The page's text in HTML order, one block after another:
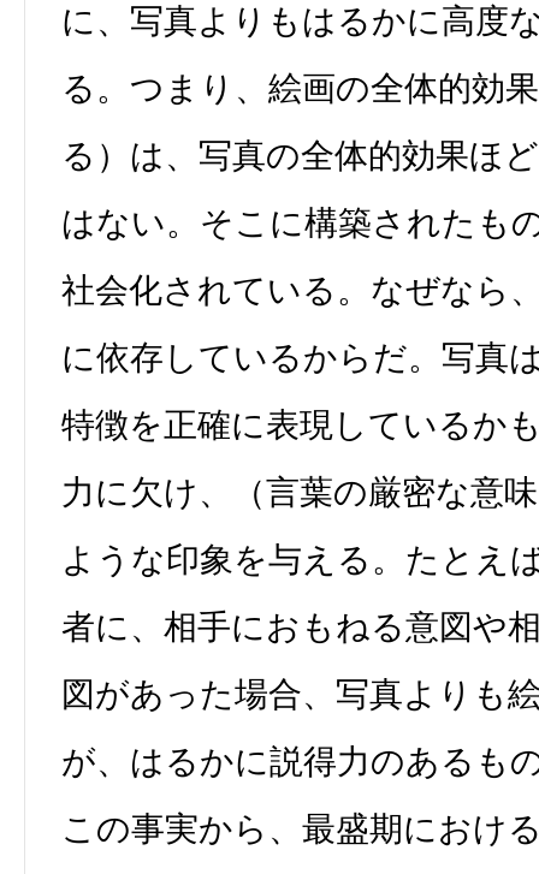
に、写真よりもはるかに高度
る。つまり、絵画の全体的効
る）は、写真の全体的効果ほ
はない。そこに構築されたも
社会化されている。なぜなら
に依存しているからだ。写真
特徴を正確に表現しているか
力に欠け、（言葉の厳密な意
ような印象を与える。たとえ
者に、相手におもねる意図や
図があった場合、写真よりも
が、はるかに説得力のあるも
この事実から、最盛期におけ